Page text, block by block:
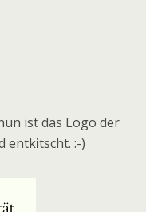
ist das Logo der
entkitscht. :-)